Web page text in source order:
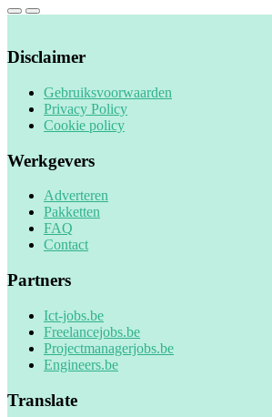
Disclaimer
Gebruiksvoorwaarden
Privacy Policy
Cookie policy
Werkgevers
Adverteren
Pakketten
FAQ
Contact
Partners
Ict-jobs.be
Freelancejobs.be
Projectmanagerjobs.be
Engineers.be
Translate